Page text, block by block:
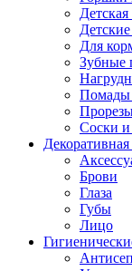
Для
Зубные
Помады
Соски
Брови
Глаза
Губы
Лицо